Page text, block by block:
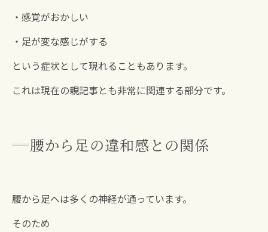
・感覚がおかしい
・足が変な感じがする
という症状として現れることもあります。
これは現在の親記事とも非常に関連する部分です。
腰から足の違和感との関係
腰から足へは多くの神経が通っています。
そのため